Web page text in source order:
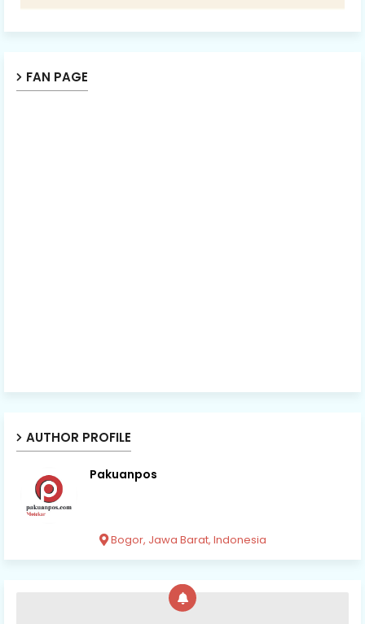
FAN PAGE
AUTHOR PROFILE
Pakuanpos
Bogor, Jawa Barat, Indonesia